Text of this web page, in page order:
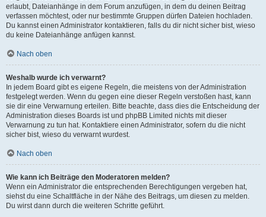
erlaubt, Dateianhänge in dem Forum anzufügen, in dem du deinen Beitrag
verfassen möchtest, oder nur bestimmte Gruppen dürfen Dateien hochladen.
Du kannst einen Administrator kontaktieren, falls du dir nicht sicher bist, wieso
du keine Dateianhänge anfügen kannst.
Nach oben
Weshalb wurde ich verwarnt?
In jedem Board gibt es eigene Regeln, die meistens von der Administration
festgelegt werden. Wenn du gegen eine dieser Regeln verstoßen hast, kann
sie dir eine Verwarnung erteilen. Bitte beachte, dass dies die Entscheidung der
Administration dieses Boards ist und phpBB Limited nichts mit dieser
Verwarnung zu tun hat. Kontaktiere einen Administrator, sofern du die nicht
sicher bist, wieso du verwarnt wurdest.
Nach oben
Wie kann ich Beiträge den Moderatoren melden?
Wenn ein Administrator die entsprechenden Berechtigungen vergeben hat,
siehst du eine Schaltfläche in der Nähe des Beitrags, um diesen zu melden.
Du wirst dann durch die weiteren Schritte geführt.